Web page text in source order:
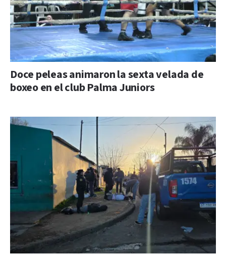
Doce peleas animaron la sexta velada de
boxeo en el club Palma Juniors